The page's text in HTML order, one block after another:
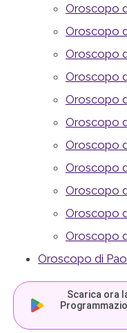
Oroscopo
Oroscopo
Oroscopo
Oroscopo
Oroscopo
Oroscopo
Oroscopo
Oroscopo
Oroscopo
Oroscopo
Oroscopo
Oroscopo di
Scarica ora